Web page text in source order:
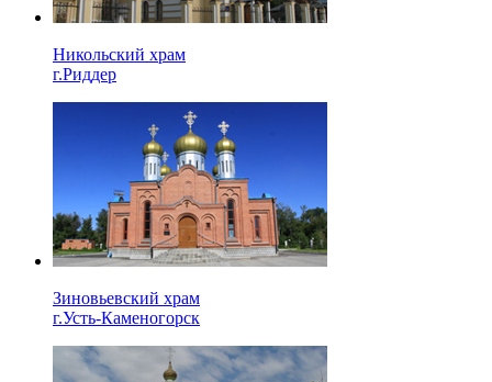
Никольский храм
г.Риддер
Зиновьевский храм
г.Усть-Каменогорск